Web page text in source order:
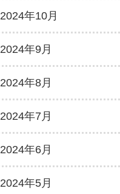
2024年10月
2024年9月
2024年8月
2024年7月
2024年6月
2024年5月